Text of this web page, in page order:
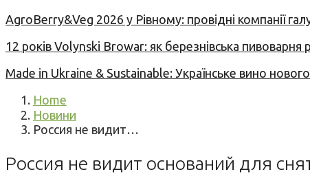
AgroBerry&Veg 2026 у Рівному: провідні компанії
12 років Volynski Browar: як березнівська
Made in Ukraine & Sustainable: Українське вино
Home
Новини
Россия не видит…
Россия не видит оснований для